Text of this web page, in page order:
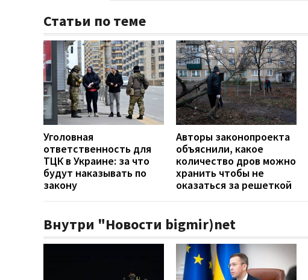
Статьи по теме
Уголовная
ответственность для
ТЦК в Украине: за что
будут наказывать по
закону
Авторы законопроекта
объяснили, какое
количество дров можно
хранить чтобы не
оказаться за решеткой
Внутри "Новости bigmir)net